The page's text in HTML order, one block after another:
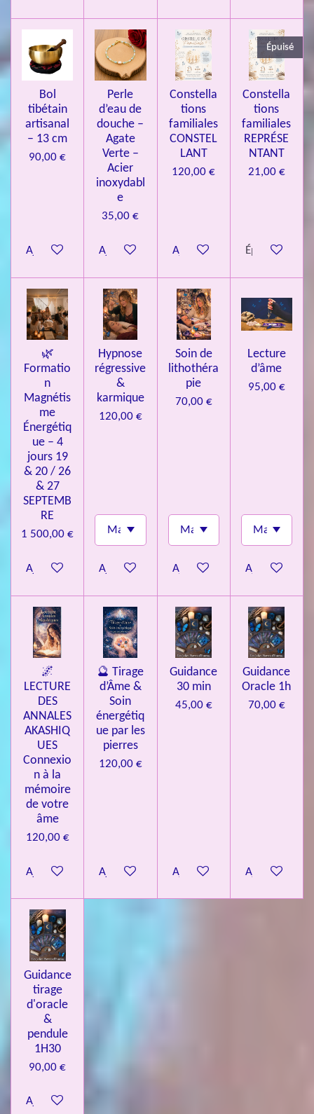
3
l
Bol
tibétain
artisanal
– 13 cm
90,00 €
Ajouter au panier
Perle
d’eau de
douche –
Agate
Verte –
Acier
inoxydabl
e
35,00 €
Ajouter au panier
Constella
tions
familiales
CONSTEL
LANT
120,00 €
Ajouter au panier
Épuisé
Constella
tions
familiales
REPRÉSE
NTANT
21,00 €
Épuisé
🌿
Formatio
n
Magnétis
me
Énergétiq
ue – 4
jours 19
& 20 / 26
& 27
SEPTEMB
RE
1 500,00 €
Ajouter au panier
Hypnose
régressive
&
karmique
120,00 €
Ajouter au panier
Soin de
lithothéra
pie
70,00 €
Ajouter au panier
Lecture
d’âme
95,00 €
Ajouter au
🌌
LECTURE
DES
ANNALES
AKASHIQ
UES
Connexio
n à la
mémoire
de votre
âme
120,00 €
Ajouter au panier
🔮 Tirage
d’Âme &
Soin
énergétiq
ue par les
pierres
120,00 €
Ajouter au panier
Guidance
30 min
45,00 €
Ajouter au panier
Guidance
Oracle 1h
70,00 €
Ajouter au
Guidance
tirage
d'oracle
&
pendule
1H30
90,00 €
Ajouter au panier